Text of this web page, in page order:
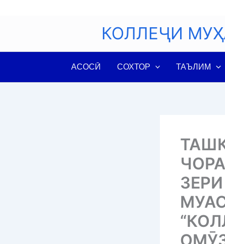
КОЛЛЕҶИ
АСОСӢ СОХТОР ТАЪЛИМ